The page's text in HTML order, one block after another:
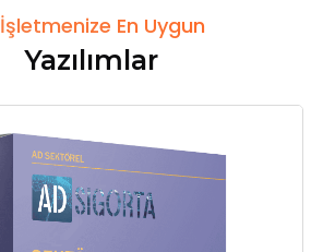
İşletmenize En Uygun
Yazılımlar